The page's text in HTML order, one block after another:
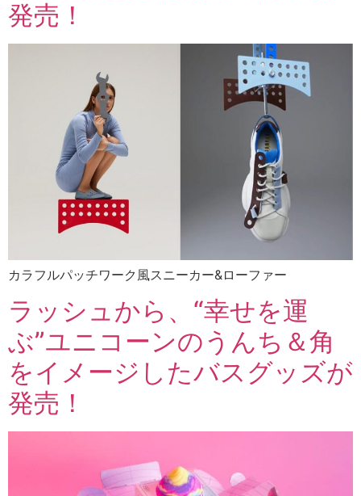
発売！
カラフルパッチワーク風スニーカー&ローファー
ラッシュから、“幸せを運
ぶ”ユニコーンのうんち＆角
をイメージしたバスグッズが
発売！